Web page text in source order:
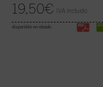
19,50€ IVA incluido
disponible en ebook: